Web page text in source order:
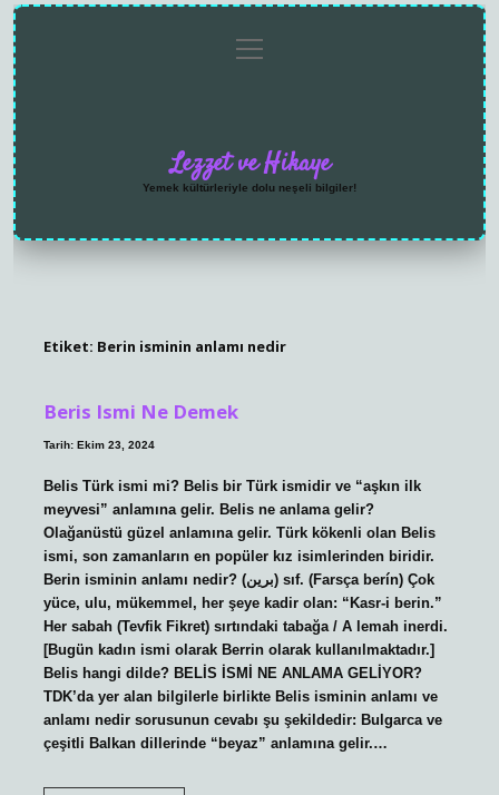
menüyü
aç
Lezzet ve Hikaye
Yemek kültürleriyle dolu neşeli bilgiler!
Etiket: Berin isminin anlamı nedir
Beris Ismi Ne Demek
Tarih: Ekim 23, 2024
Belis Türk ismi mi? Belis bir Türk ismidir ve “aşkın ilk
meyvesi” anlamına gelir. Belis ne anlama gelir?
Olağanüstü güzel anlamına gelir. Türk kökenli olan Belis
ismi, son zamanların en popüler kız isimlerinden biridir.
Berin isminin anlamı nedir? (ﺑﺮﻳﻦ) sıf. (Farsça berín) Çok
yüce, ulu, mükemmel, her şeye kadir olan: “Kasr-i berin.”
Her sabah (Tevfik Fikret) sırtındaki tabağa / A lemah inerdi.
[Bugün kadın ismi olarak Berrin olarak kullanılmaktadır.]
Belis hangi dilde? BELİS İSMİ NE ANLAMA GELİYOR?
TDK’da yer alan bilgilerle birlikte Belis isminin anlamı ve
anlamı nedir sorusunun cevabı şu şekildedir: Bulgarca ve
çeşitli Balkan dillerinde “beyaz” anlamına gelir.…